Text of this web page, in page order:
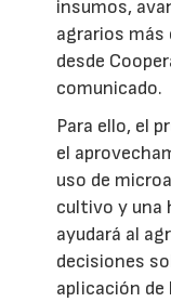
insumos,
agrarios más
desde
comunicado.
Para ello, el
el
uso de
cultivo y una
ayudará al
decisiones
aplicación